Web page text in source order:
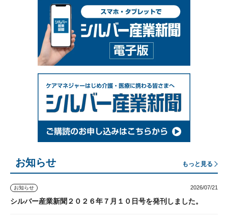
お知らせ もっと見る
お知らせ 2026/07/21
シルバー産業新聞２０２６年７月１０日号を発刊しました。